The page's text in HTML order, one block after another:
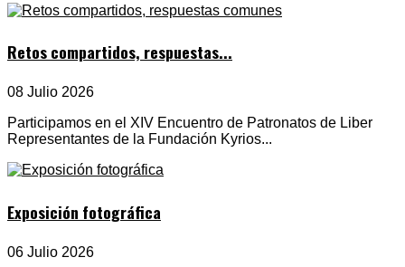
Retos compartidos, respuestas...
08 Julio 2026
Participamos en el XIV Encuentro de Patronatos de Liber
Representantes de la Fundación Kyrios...
Exposición fotográfica
06 Julio 2026